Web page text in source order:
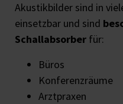
Akustikbilder sind in
einsetzbar und sind
Schallabsorber für:
Büros
Konferenzräume
Arztpraxen